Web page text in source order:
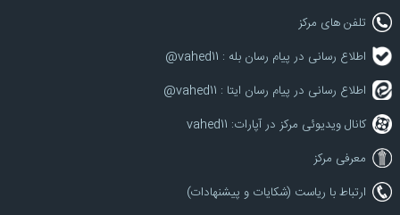
تلفن های مرکز
اطلاع رسانی در پیام رسان بله : vahed11@
اطلاع رسانی در پیام رسان ایتا : vahed11@
کانال ویدیوئی مرکز در آپارات: vahed11
معرفی مرکز
ارتباط با ریاست (شکایات و پیشنهادات)